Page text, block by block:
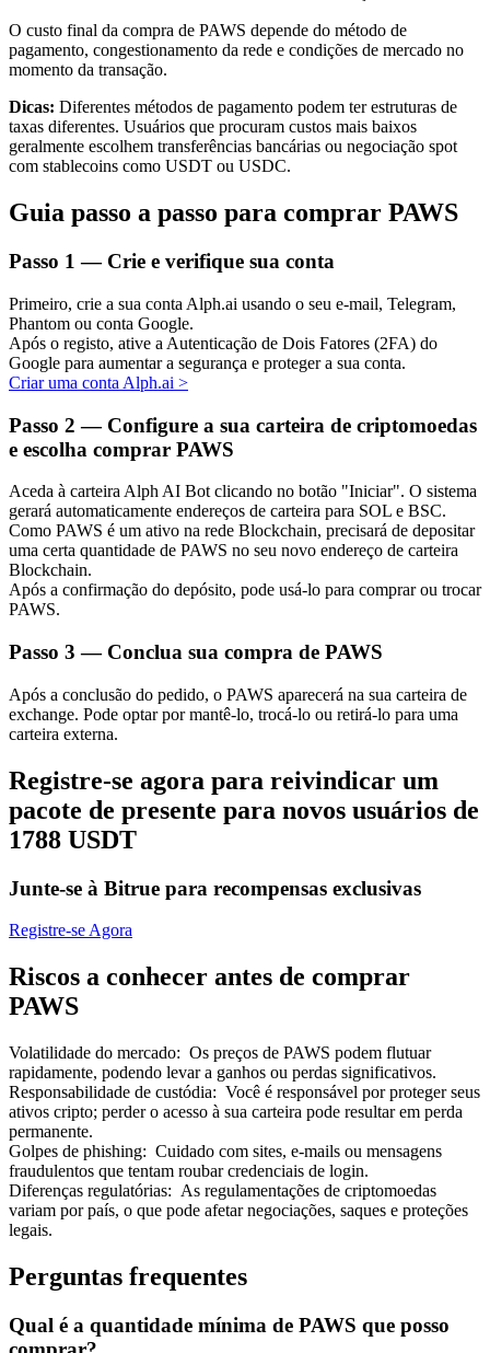
Empréstimos
Serviço de empréstimo apoiado por criptografia
Obtenha lucro a longo prazo e interesses flexíveis
Aprenda a apostar
Aprenda como ganhar renda passiva
Parceiros Bitrue
Até 65% de comissões!
Indicação
Convide um amigo para receber recompensas em dinheiro
O custo final da compra de PAWS depende do método de
pagamento, congestionamento da rede e condições de mercado no
momento da transação.
Dicas: Diferentes métodos de pagamento podem ter estruturas de
taxas diferentes. Usuários que procuram custos mais baixos
geralmente escolhem transferências bancárias ou negociação spot
com stablecoins como USDT ou USDC.
Guia passo a passo para comprar PAWS
Passo 1 — Crie e verifique sua conta
Primeiro, crie a sua conta Alph.ai usando o seu e-mail, Telegram,
Phantom ou conta Google.
Após o registo, ative a Autenticação de Dois Fatores (2FA) do
Google para aumentar a segurança e proteger a sua conta.
Criar uma conta Alph.ai >
Passo 2 — Configure a sua carteira de criptomoedas
e escolha comprar PAWS
Aceda à carteira Alph AI Bot clicando no botão "Iniciar". O sistema
gerará automaticamente endereços de carteira para SOL e BSC.
Como PAWS é um ativo na rede Blockchain, precisará de depositar
uma certa quantidade de PAWS no seu novo endereço de carteira
Blockchain.
Após a confirmação do depósito, pode usá-lo para comprar ou trocar
PAWS.
Passo 3 — Conclua sua compra de PAWS
Após a conclusão do pedido, o PAWS aparecerá na sua carteira de
exchange. Pode optar por mantê-lo, trocá-lo ou retirá-lo para uma
carteira externa.
Registre-se agora para reivindicar um
pacote de presente para novos usuários de
1788 USDT
Junte-se à Bitrue para recompensas exclusivas
Registre-se Agora
Riscos a conhecer antes de comprar
PAWS
Volatilidade do mercado: Os preços de PAWS podem flutuar
rapidamente, podendo levar a ganhos ou perdas significativos.
Responsabilidade de custódia: Você é responsável por proteger seus
ativos cripto; perder o acesso à sua carteira pode resultar em perda
permanente.
Golpes de phishing: Cuidado com sites, e-mails ou mensagens
fraudulentos que tentam roubar credenciais de login.
Diferenças regulatórias: As regulamentações de criptomoedas
variam por país, o que pode afetar negociações, saques e proteções
legais.
Perguntas frequentes
Qual é a quantidade mínima de PAWS que posso